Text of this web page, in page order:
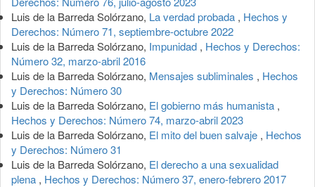
Luis de la Barreda Solórzano, La verdad probada , Hechos y
Derechos: Número 71, septiembre-octubre 2022
Luis de la Barreda Solórzano, Impunidad , Hechos y Derechos:
Número 32, marzo-abril 2016
Luis de la Barreda Solórzano, Mensajes subliminales , Hechos
y Derechos: Número 30
Luis de la Barreda Solórzano, El gobierno más humanista ,
Hechos y Derechos: Número 74, marzo-abril 2023
Luis de la Barreda Solórzano, El mito del buen salvaje , Hechos
y Derechos: Número 31
Luis de la Barreda Solórzano, El derecho a una sexualidad
plena , Hechos y Derechos: Número 37, enero-febrero 2017